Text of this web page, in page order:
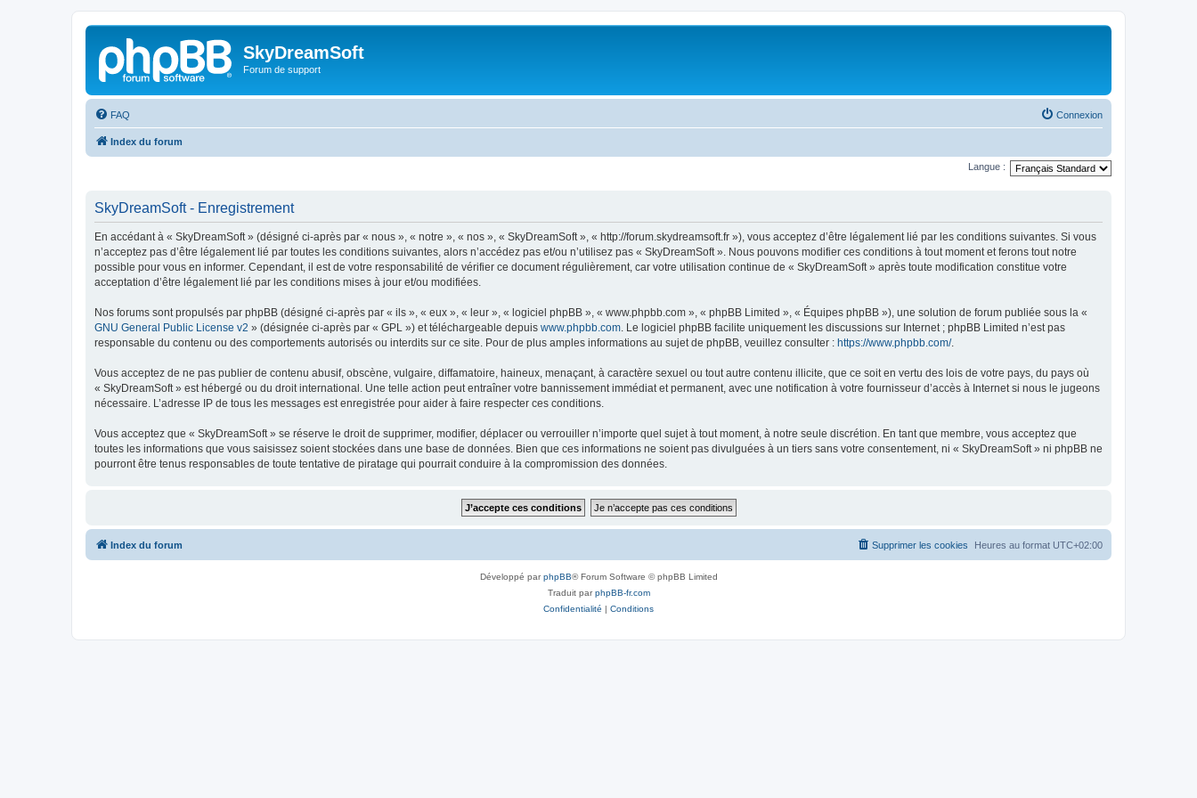
SkyDreamSoft
Forum de support
FAQ Connexion
Index du forum
Langue :
SkyDreamSoft - Enregistrement
En accédant à « SkyDreamSoft » (désigné ci-après par « nous », « notre », « nos », « SkyDreamSoft », « http://forum.skydreamsoft.fr »), vous acceptez d’être légalement lié par les conditions suivantes. Si vous
n’acceptez pas d’être légalement lié par toutes les conditions suivantes, alors n’accédez pas et/ou n’utilisez pas « SkyDreamSoft ». Nous pouvons modifier ces conditions à tout moment et ferons tout notre
possible pour vous en informer. Cependant, il est de votre responsabilité de vérifier ce document régulièrement, car votre utilisation continue de « SkyDreamSoft » après toute modification constitue votre
acceptation d’être légalement lié par les conditions mises à jour et/ou modifiées.
Nos forums sont propulsés par phpBB (désigné ci-après par « ils », « eux », « leur », « logiciel phpBB », « www.phpbb.com », « phpBB Limited », « Équipes phpBB »), une solution de forum publiée sous la «
GNU General Public License v2 » (désignée ci-après par « GPL ») et téléchargeable depuis www.phpbb.com. Le logiciel phpBB facilite uniquement les discussions sur Internet ; phpBB Limited n’est pas
responsable du contenu ou des comportements autorisés ou interdits sur ce site. Pour de plus amples informations au sujet de phpBB, veuillez consulter : https://www.phpbb.com/.
Vous acceptez de ne pas publier de contenu abusif, obscène, vulgaire, diffamatoire, haineux, menaçant, à caractère sexuel ou tout autre contenu illicite, que ce soit en vertu des lois de votre pays, du pays où
« SkyDreamSoft » est hébergé ou du droit international. Une telle action peut entraîner votre bannissement immédiat et permanent, avec une notification à votre fournisseur d’accès à Internet si nous le jugeons
nécessaire. L’adresse IP de tous les messages est enregistrée pour aider à faire respecter ces conditions.
Vous acceptez que « SkyDreamSoft » se réserve le droit de supprimer, modifier, déplacer ou verrouiller n’importe quel sujet à tout moment, à notre seule discrétion. En tant que membre, vous acceptez que
toutes les informations que vous saisissez soient stockées dans une base de données. Bien que ces informations ne soient pas divulguées à un tiers sans votre consentement, ni « SkyDreamSoft » ni phpBB ne
pourront être tenus responsables de toute tentative de piratage qui pourrait conduire à la compromission des données.
Index du forum Heures au format UTC+02:00
Supprimer les cookies
Développé parphpBB® Forum Software © phpBB Limited
Traduit parphpBB-fr.com
Confidentialité | Conditions